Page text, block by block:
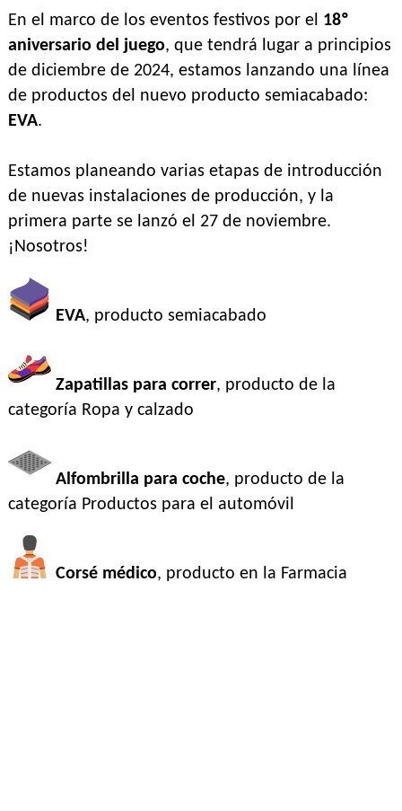
En el marco de los eventos festivos por el 18º
aniversario del juego, que tendrá lugar a principios
de diciembre de 2024, estamos lanzando una línea
de productos del nuevo producto semiacabado:
EVA.
Estamos planeando varias etapas de introducción
de nuevas instalaciones de producción, y la
primera parte se lanzó el 27 de noviembre.
¡Nosotros!
EVA, producto semiacabado
Zapatillas para correr, producto de la
categoría Ropa y calzado
Alfombrilla para coche, producto de la
categoría Productos para el automóvil
Corsé médico, producto en la Farmacia